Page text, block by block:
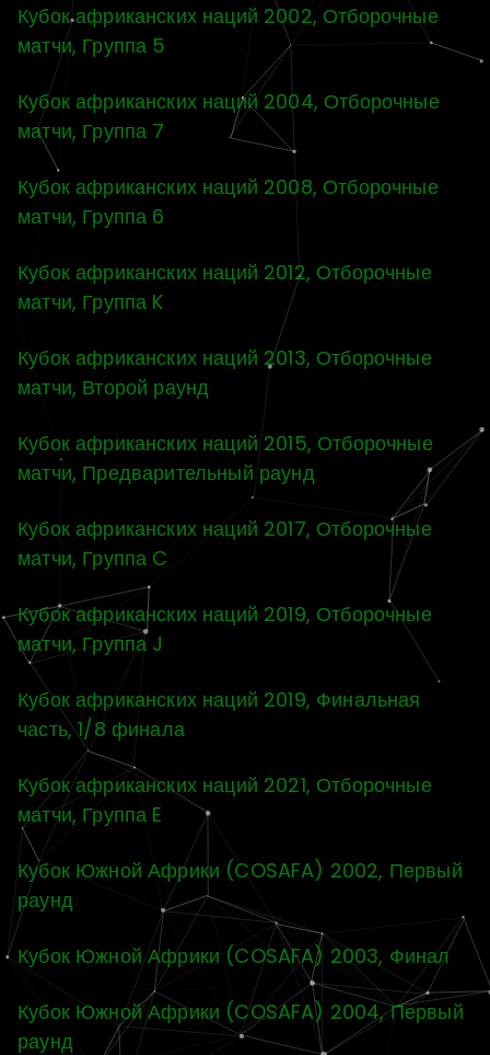
Кубок африканских наций 2002, Отборочные
матчи, Группа 5
Кубок африканских наций 2004, Отборочные
матчи, Группа 7
Кубок африканских наций 2008, Отборочные
матчи, Группа 6
Кубок африканских наций 2012, Отборочные
матчи, Группа K
Кубок африканских наций 2013, Отборочные
матчи, Второй раунд
Кубок африканских наций 2015, Отборочные
матчи, Предварительный раунд
Кубок африканских наций 2017, Отборочные
матчи, Группа C
Кубок африканских наций 2019, Отборочные
матчи, Группа J
Кубок африканских наций 2019, Финальная
часть, 1/8 финала
Кубок африканских наций 2021, Отборочные
матчи, Группа E
Кубок Южной Африки (COSAFA) 2002, Первый
раунд
Кубок Южной Африки (COSAFA) 2003, Финал
Кубок Южной Африки (COSAFA) 2004, Первый
раунд